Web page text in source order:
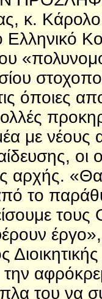
κ.
όποιες
με
αρχής.
το
του να